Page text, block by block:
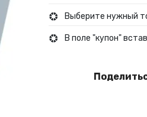
Выберите нужный
В поле "купон"